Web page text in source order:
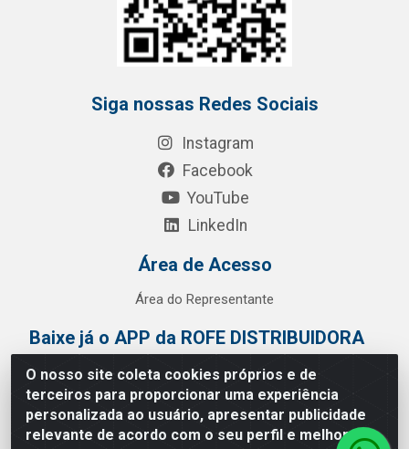
O nosso site coleta cookies próprios e de
terceiros para proporcionar uma experiência
personalizada ao usuário, apresentar publicidade
relevante de acordo com o seu perfil e melhorar a
Siga nossas Redes Sociais
Instagram
Facebook
YouTube
LinkedIn
Área de Acesso
Área do Representante
Baixe já o APP da ROFE DISTRIBUIDORA